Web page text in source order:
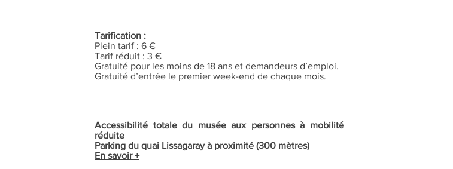
Tarification :
Plein tarif : 6 €
Tarif réduit : 3 €
Gratuité pour les moins de 18 ans et demandeurs d’emploi.
Gratuité d’entrée le premier week-end de chaque mois.
Accessibilité totale du musée aux personnes à mobilité
réduite
Parking du quai Lissagaray à proximité (300 mètres)
En savoir +